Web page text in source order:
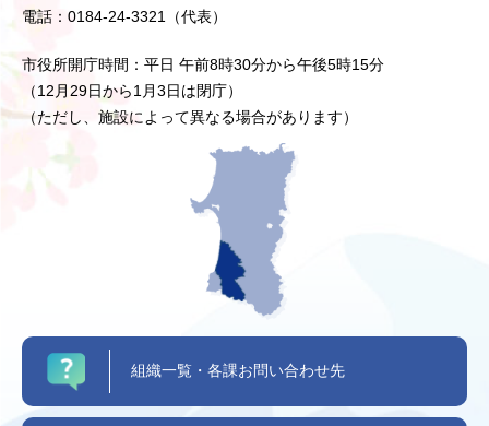
電話：0184-24-3321（代表）
市役所開庁時間：平日 午前8時30分から午後5時15分
（12月29日から1月3日は閉庁）
（ただし、施設によって異なる場合があります）
組織一覧・各課お問い合わせ先